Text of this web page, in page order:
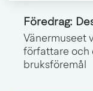
Föredrag:
Vänermuseet
författare och
bruksföremål